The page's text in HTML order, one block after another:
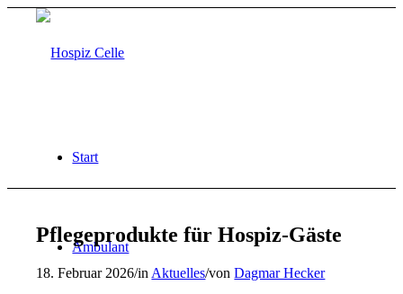
Start
Ambulant
Pflegeprodukte für Hospiz-Gäste
18. Februar 2026/in Aktuelles/vonDagmar Hecker